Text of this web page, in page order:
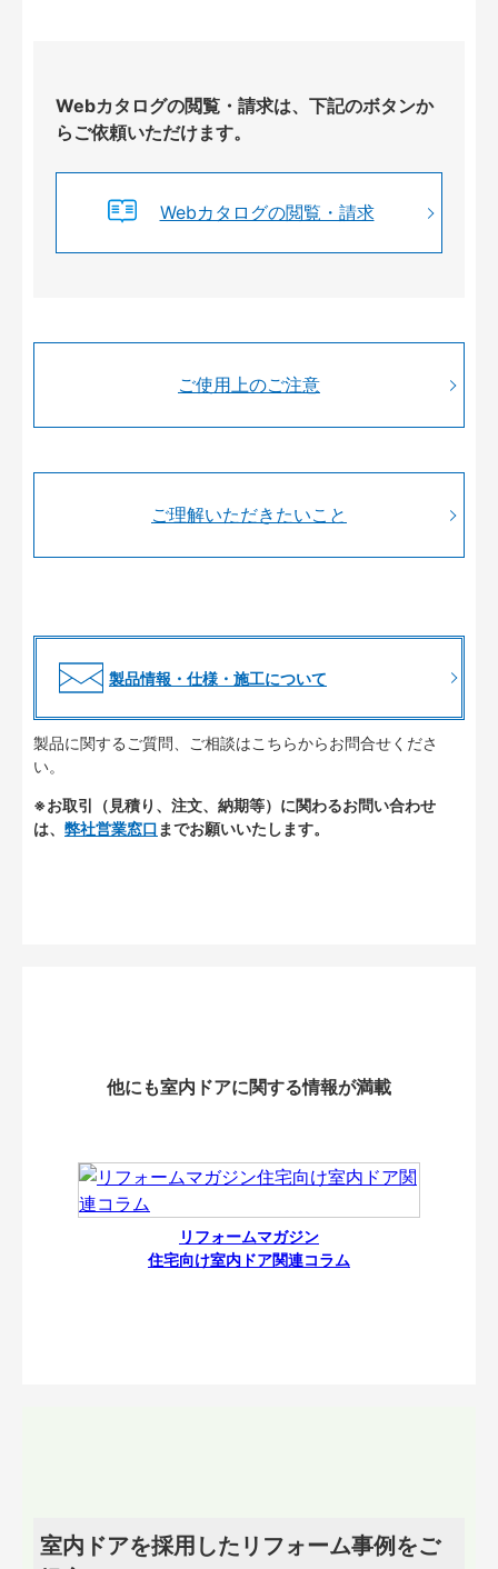
Webカタログの閲覧・請求は、下記のボタンか
らご依頼いただけます。
Webカタログの閲覧・請求
ご使用上のご注意
ご理解いただきたいこと
製品情報・仕様・施工について
製品に関するご質問、ご相談はこちらからお問合せくださ
い。
※お取引（見積り、注文、納期等）に関わるお問い合わせ
は、 弊社営業窓口 までお願いいたします。
他にも室内ドアに関する情報が満載
リフォームマガジン
住宅向け室内ドア関連コラム
室内ドアを採用したリフォーム事例をご